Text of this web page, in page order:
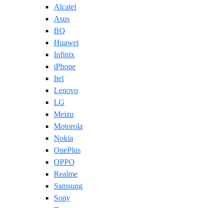
Alcatel
Asus
BQ
Huawei
Infinix
iPhone
Itel
Lenovo
LG
Meizu
Motorola
Nokia
OnePlus
OPPO
Realme
Samsung
Sony